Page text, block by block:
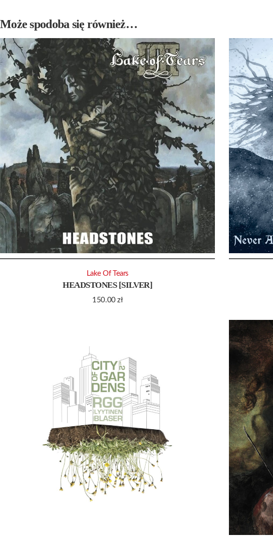
Może spodoba się również…
HEADSTONES [SILVER]
150.00zł
Lake Of Tears